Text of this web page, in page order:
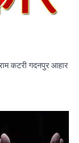
कटरी गदनपुर आहार